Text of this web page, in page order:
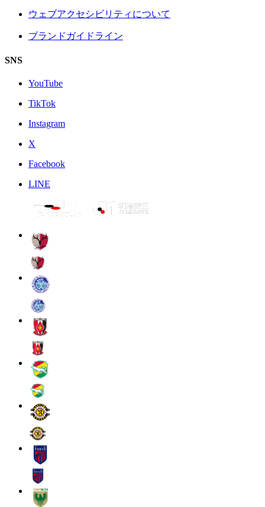
ウェブアクセシビリティについて
ブランドガイドライン
SNS
YouTube
TikTok
Instagram
X
Facebook
LINE